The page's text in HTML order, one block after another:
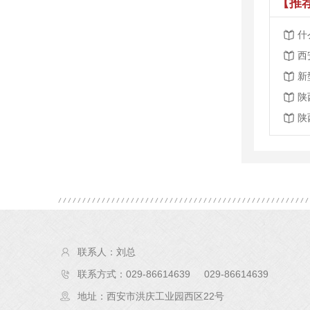
【推
什
西
新
联系人：刘总
联系方式：029-86614639 029-86614639
地址：西安市洪庆工业园西区22号